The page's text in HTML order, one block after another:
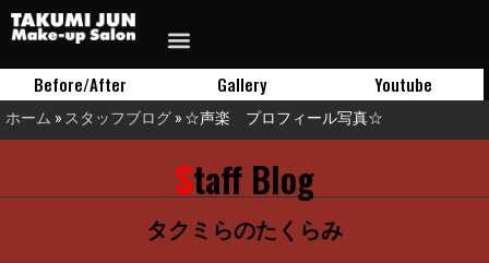
Before/After Gallery Youtube
ホーム » スタッフブログ » ☆声楽 プロフィール写真☆
Staff Blog
タクミらのたくらみ